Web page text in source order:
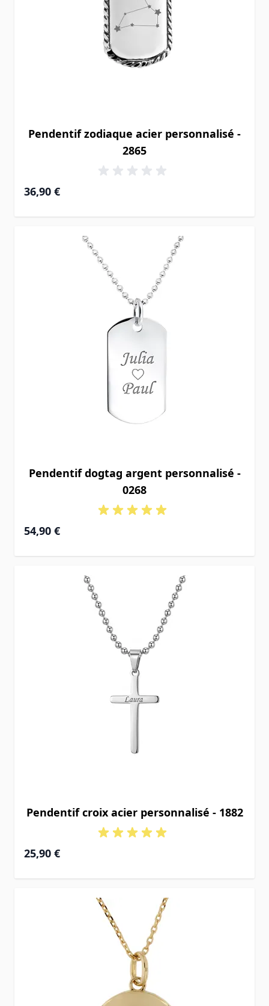
Pendentif zodiaque acier personnalisé -
2865
36,90 €
Pendentif dogtag argent personnalisé -
0268
54,90 €
Pendentif croix acier personnalisé - 1882
25,90 €